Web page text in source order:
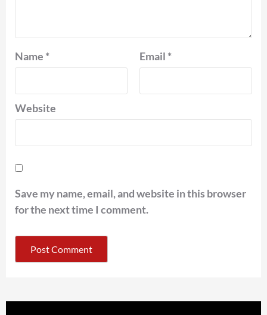
Name * Email *
Website
Save my name, email, and website in this browser
for the next time I comment.